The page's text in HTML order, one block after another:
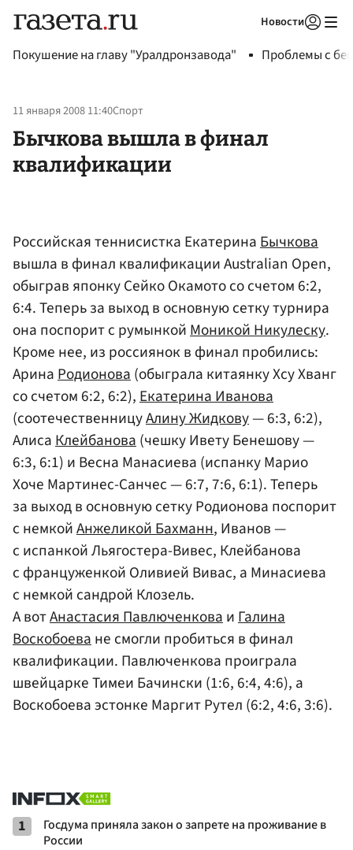
Новости
Покушение на главу "Уралдронзавода" Проблемы с
11 января 2008 11:40Спорт
Бычкова вышла в финал
квалификации
Российская теннисистка ЕкатеринаБычкова
вышла в финал квалификации Australian Open,
обыграв японку Сейко Окамото со счетом 6:2,
6:4. Теперь за выход в основную сетку турнира
она поспорит с румынкойМоникой Никулеску.
Кроме нее, из россиянок в финал пробились:
АринаРодионова(обыграла китаянку Хсу Хванг
со счетом 6:2, 6:2),Екатерина Иванова
(соотечественницуАлину Жидкову— 6:3, 6:2),
АлисаКлейбанова(чешку Ивету Бенешову —
6:3, 6:1) и Весна Манасиева (испанку Марио
Хоче Мартинес-Санчес — 6:7, 7:6, 6:1). Теперь
за выход в основную сетку Родионова поспорит
с немкойАнжеликой Бахманн, Иванов —
с испанкой Льягостера-Вивеc, Клейбанова
с француженкой Оливией Вивас, а Минасиева
с немкой сандрой Клозель.
А вотАнастасия ПавлюченковаиГалина
Воскобоеване смогли пробиться в финал
квалификации. Павлюченкова проиграла
швейцарке Тимеи Бачински (1:6, 6:4, 4:6), а
Воскобоева эстонке Маргит Рутел (6:2, 4:6, 3:6).
1
Госдума приняла закон о запрете на проживание в
России